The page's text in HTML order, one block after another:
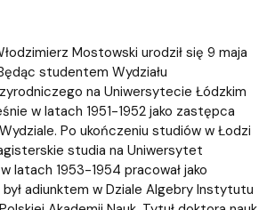
Mostowski urodził się 9 maja
studentem Wydziału
na Uniwersytecie Łódzkim
w latach 1951-1952 jako zastępca
Po ukończeniu studiów w Łodzi
studia na Uniwersytet
latach 1953-1954 pracował jako
adiunktem w Dziale Algebry Instytutu